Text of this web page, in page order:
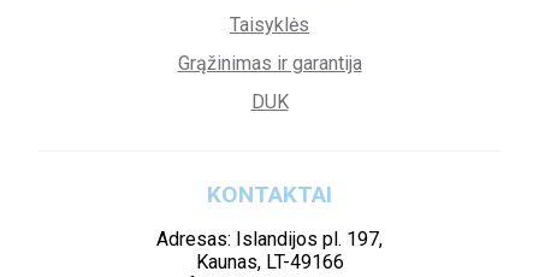
Taisyklės
Grąžinimas ir garantija
DUK
KONTAKTAI
Adresas: Islandijos pl. 197,
Kaunas, LT-49166